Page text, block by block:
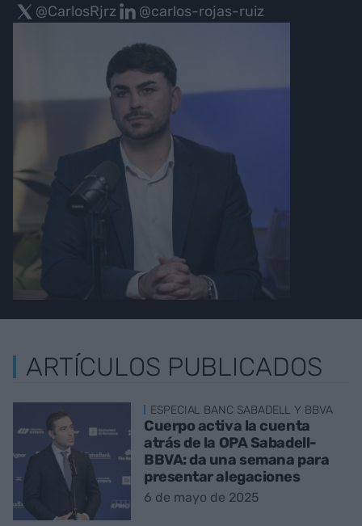
@CarlosRjrz @carlos-rojas-ruiz
ARTÍCULOS PUBLICADOS
ESPECIAL BANC SABADELL Y BBVA
Cuerpo activa la cuenta
atrás de la OPA Sabadell-
BBVA: da una semana para
presentar alegaciones
6 de mayo de 2025